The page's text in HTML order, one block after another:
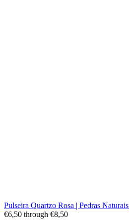
Pulseira Quartzo Rosa | Pedras Naturais
€6,50 through €8,50